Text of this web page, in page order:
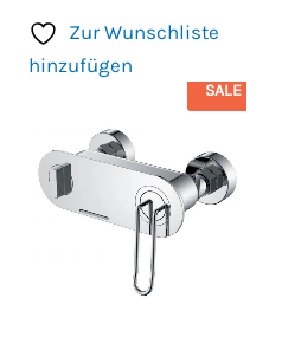
Zur Wunschliste
hinzufügen
SALE